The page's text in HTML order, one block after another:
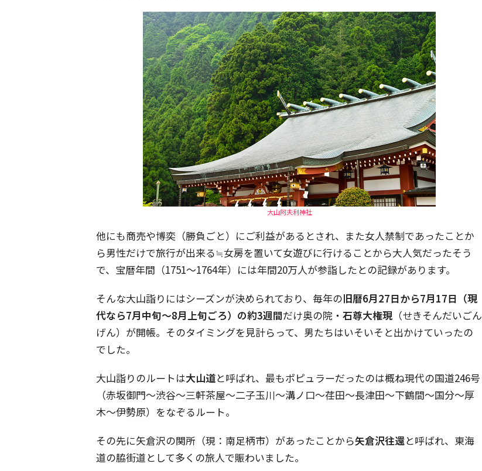
大山阿夫利神社
他にも商売や博奕（勝負ごと）にご利益があるとされ、また女人禁制であったことか
ら男性だけで旅行が出来る≒女房を置いて女遊びに行けることから大人気だったそう
で、宝暦年間（1751～1764年）には年間20万人が参詣したとの記録があります。
そんな大山詣りにはシーズンが決められており、毎年の旧暦6月27日から7月17日（現
代なら7月中旬～8月上旬ごろ）の約3週間だけ奥の院・ 石尊大権現 （せきそんだいごん
げん）が開帳。そのタイミングを見計らって、男たちはいそいそと出かけていったの
でした。
大山詣りのルートは大山道と呼ばれ、最もポピュラーだったのは概ね現代の国道246号
（赤坂御門～渋谷～三軒茶屋～二子玉川～溝ノ口～荏田～長津田～下鶴間～国分～厚
木～伊勢原）をなぞるルート。
その先に矢倉沢の関所（現：南足柄市）があったことから矢倉沢往還と呼ばれ、東海
道の脇街道として多くの旅人で賑わいました。